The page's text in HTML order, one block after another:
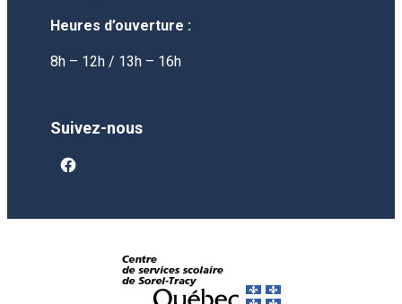
Heures d’ouverture :
8h – 12h / 13h – 16h
Suivez-nous
facebook